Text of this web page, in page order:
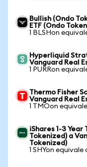
Bullish (Ondo
ETF (Ondo
1 BLSHon
Hyperliquid
Vanguard Real
1 PURRon
Thermo Fisher
Vanguard Real
1 TMOon
iShares 1-3 Year
Tokenized) a
Tokenized)
1 SHYon